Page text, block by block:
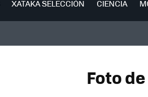
XATAKA SELECCIÓN CIENCIA
Foto